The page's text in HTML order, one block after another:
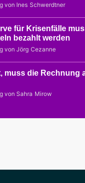
von Ines Schwerdtner
für Krisenfälle
bezahlt werden
von Jörg Cezanne
muss die Rechnung
von Sahra Mirow